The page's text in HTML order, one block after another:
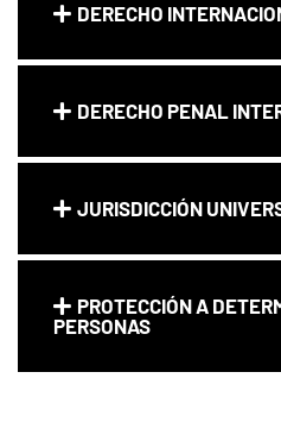
DERECHO
DERECHO PENAL
JURISDICCIÓN
PROTECCIÓN A
PERSONAS